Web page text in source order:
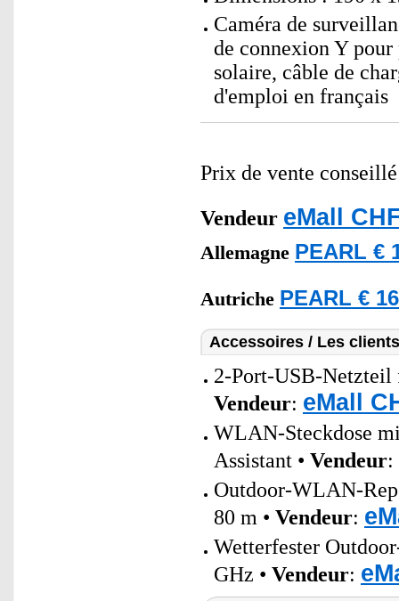
Caméra de
de connexion Y pour
solaire, câble de
d'emploi en français
Prix de vente
Vendeur eMall
Allemagne PEARL €
Autriche PEARL €
Accessoires / Les
2-Port-USB-Netzteil
Vendeur: eMall
WLAN-Steckdose
Assistant • Vendeur:
Outdoor-WLAN-
80 m • Vendeur:
Wetterfester
GHz • Vendeur: